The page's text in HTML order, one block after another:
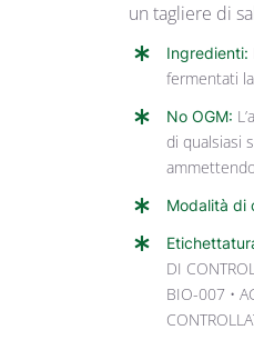
un tagliere di
Ingredienti:
fermentati
No OGM:
di qualsiasi
Modalità di
DI
BIO-007 •